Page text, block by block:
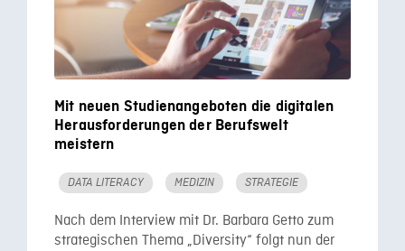
Mit neuen Studienangeboten die digitalen
Herausforderungen der Berufswelt
meistern
DATA LITERACY MEDIZIN STRATEGIE
Nach dem Interview mit Dr. Barbara Getto zum
strategischen Thema „Diversity“ folgt nun der